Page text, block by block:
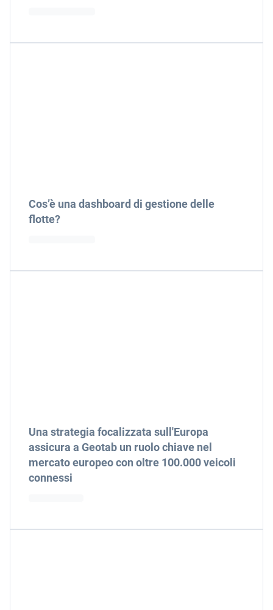
Cos’è una dashboard di gestione delle
flotte?
Una strategia focalizzata sull'Europa
assicura a Geotab un ruolo chiave nel
mercato europeo con oltre 100.000 veicoli
connessi